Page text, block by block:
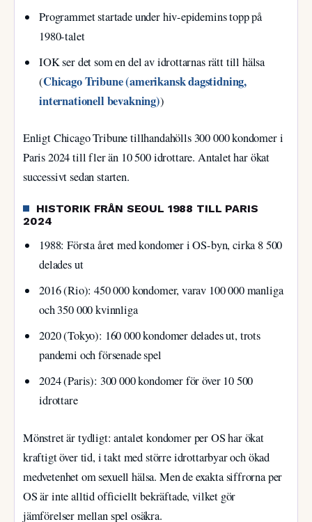
Programmet startade under hiv-epidemins topp på
1980-talet
IOK ser det som en del av idrottarnas rätt till hälsa
(Chicago Tribune (amerikansk dagstidning,
internationell bevakning))
Enligt Chicago Tribune tillhandahölls 300 000 kondomer i
Paris 2024 till fler än 10 500 idrottare. Antalet har ökat
successivt sedan starten.
HISTORIK FRÅN SEOUL 1988 TILL PARIS
2024
1988: Första året med kondomer i OS-byn, cirka 8 500
delades ut
2016 (Rio): 450 000 kondomer, varav 100 000 manliga
och 350 000 kvinnliga
2020 (Tokyo): 160 000 kondomer delades ut, trots
pandemi och försenade spel
2024 (Paris): 300 000 kondomer för över 10 500
idrottare
Mönstret är tydligt: antalet kondomer per OS har ökat
kraftigt över tid, i takt med större idrottarbyar och ökad
medvetenhet om sexuell hälsa. Men de exakta siffrorna per
OS är inte alltid officiellt bekräftade, vilket gör
jämförelser mellan spel osäkra.